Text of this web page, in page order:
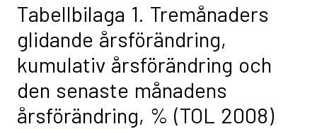
Tabellbilaga 1. Tremånaders
glidande årsförändring,
kumulativ årsförändring och
den senaste månadens
årsförändring, % (TOL 2008)